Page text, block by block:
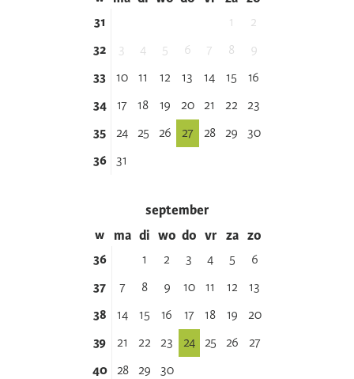
31 1
2
32
3 4 5 6 7 8
9
33
10 11 12 13 14 15
16
34
17 18 19 20 21 22
23
35
24 25 26 27 28 29
30
36
31
september
w ma di wo do vr za zo
36 1 2 3 4 5
6
37
7 8 9 10 11 12
13
38
14 15 16 17 18 19
20
39
21 22 23 24 25 26
27
40
28 29 30